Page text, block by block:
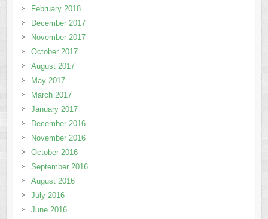
February 2018
December 2017
November 2017
October 2017
August 2017
May 2017
March 2017
January 2017
December 2016
November 2016
October 2016
September 2016
August 2016
July 2016
June 2016